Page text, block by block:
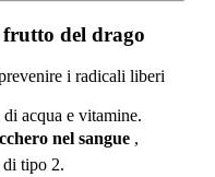
frutto del drago
i radicali liberi
di acqua e vitamine.
nel sangue ,
di tipo 2.